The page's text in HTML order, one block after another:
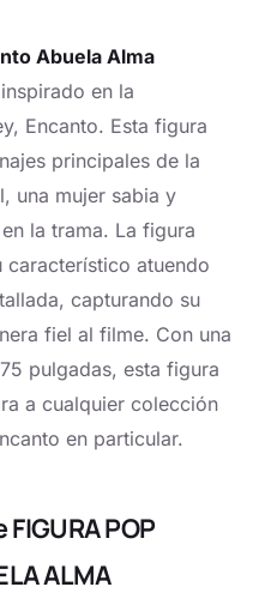
Abuela Alma
en la
Encanto. Esta figura
principales de la
una mujer sabia y
la trama. La figura
característico atuendo
capturando su
fiel al filme. Con una
pulgadas, esta figura
a cualquier colección
en particular.
POP
ALMA